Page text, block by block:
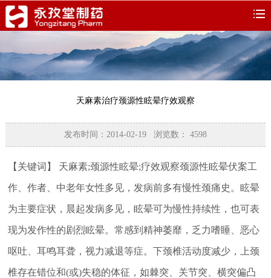
天麻素治疗颈源性眩晕疗效观察
发布时间：2014-02-19 浏览数： 4598
【关键词】 天麻素;颈源性眩晕;疗效观察颈源性眩晕伏案工
作、作者、中老年女性多见，发病前多有慢性颈痛史。眩晕
为主要症状，晨起发病多见，眩晕可为慢性持续性，也可表
现为发作性的剧烈眩晕。常感到精神萎靡，乏力嗜睡、恶心
呕吐、耳鸣耳聋，视力减退等症。下颈椎活动度减少，上颈
椎存在错位和(或)失稳的体征，如棘突、关节突、横突偏凸